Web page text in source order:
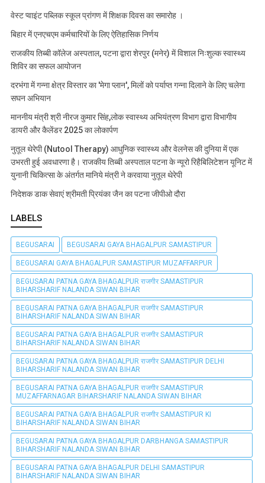
वेस्ट प्वाइंट पब्लिक स्कूल प्रांगण में शिक्षक दिवस का समारोह ।
बिहार में एनएचएम कर्मचारियों के लिए ऐतिहासिक निर्णय
राजकीय तिब्बी कॉलेज अस्पताल, पटना द्वारा शेरपुर (मनेर) में विशाल निःशुल्क स्वास्थ्य
शिविर का सफल आयोजन
दरभंगा में गन्ना क्षेत्र विस्तार का 'मेगा प्लान', मिलों को पर्याप्त गन्ना दिलाने के लिए चलेगा
सघन अभियान
माननीय मंत्री श्री नीरज कुमार सिंह,लोक स्वास्थ्य अभियंत्रण विभाग द्वारा विभागीय
डायरी और कैलेंडर 2025 का लोकार्पण
नुतूल थेरेपी (Nutool Therapy) आधुनिक स्वास्थ्य और वेलनेस की दुनिया में एक
उभरती हुई अवधारणा है। राजकीय तिब्बी अस्पताल पटना के न्यूरो रिहैबिलिटेशन यूनिट में
युनानी चिकित्सा के अंतर्गत मानिये मंत्री ने करवाया नुतूल थेरेपी
निदेशक डाक सेवाएं श्रीमती प्रियंका जैन का पटना जीपीओ दौरा
LABELS
BEGUSARAI BEGUSARAI GAYA BHAGALPUR SAMASTIPUR
BEGUSARAI GAYA BHAGALPUR SAMASTIPUR MUZAFFARPUR
BEGUSARAI PATNA GAYA BHAGALPUR राजगीर SAMASTIPUR
BIHARSHARIF NALANDA SIWAN BIHAR
BEGUSARAI PATNA GAYA BHAGALPUR राजगीर SAMASTIPUR
BIHARSHARIF NALANDA SIWAN BIHAR
BEGUSARAI PATNA GAYA BHAGALPUR राजगीर SAMASTIPUR
BIHARSHARIF NALANDA SIWAN BIHAR
BEGUSARAI PATNA GAYA BHAGALPUR राजगीर SAMASTIPUR DELHI
BIHARSHARIF NALANDA SIWAN BIHAR
BEGUSARAI PATNA GAYA BHAGALPUR राजगीर SAMASTIPUR
MUZAFFARNAGAR BIHARSHARIF NALANDA SIWAN BIHAR
BEGUSARAI PATNA GAYA BHAGALPUR राजगीर SAMASTIPUR KI
BIHARSHARIF NALANDA SIWAN BIHAR
BEGUSARAI PATNA GAYA BHAGALPUR DARBHANGA SAMASTIPUR
BIHARSHARIF NALANDA SIWAN BIHAR
BEGUSARAI PATNA GAYA BHAGALPUR DELHI SAMASTIPUR
BIHARSHARIF NALANDA SIWAN BIHAR